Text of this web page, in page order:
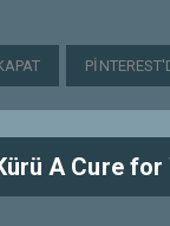
A Cure for